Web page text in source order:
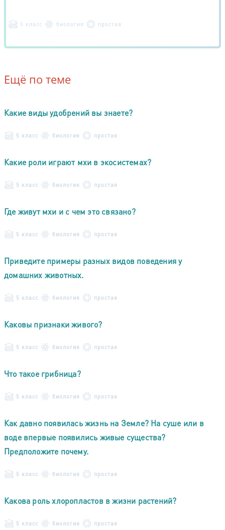
5 класс биология простая
Ещё по теме
Какие виды удобрений вы знаете?
5 класс биология простая
Какие роли играют мхи в экосистемах?
5 класс биология простая
Где живут мхи и с чем это связано?
5 класс биология простая
Приведите примеры разных видов поведения у
домашних животных.
5 класс биология простая
Каковы признаки живого?
5 класс биология простая
Что такое грибница?
5 класс биология простая
Как давно появилась жизнь на Земле? На суше или в
воде впервые появились живые существа?
Предположите почему.
5 класс биология простая
Какова роль хлоропластов в жизни растений?
5 класс биология простая